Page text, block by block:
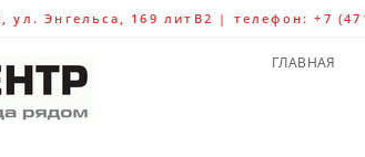
Энгельса, 169 литВ2 | телефон: +7
ГЛАВНАЯ